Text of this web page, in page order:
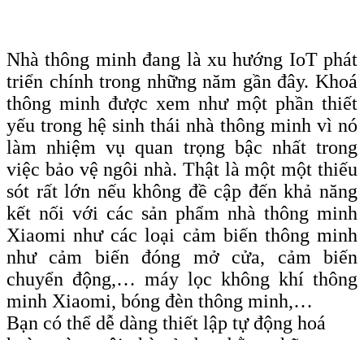
Nhà thông minh đang là xu hướng IoT phát
triển chính trong những năm gần đây. Khoá
thông minh được xem như một phần thiết
yếu trong hệ sinh thái nhà thông minh vì nó
làm nhiệm vụ quan trọng bậc nhất trong
việc bảo vệ ngôi nhà. Thật là một một thiếu
sót rất lớn nếu không đề cập đến khả năng
kết nối với các sản phẩm nhà thông minh
Xiaomi như các loại cảm biến thông minh
như cảm biến đóng mở cửa, cảm biến
chuyển động,… máy lọc không khí thông
minh Xiaomi, bóng đèn thông minh,…
Bạn có thể dễ dàng thiết lập tự động hoá